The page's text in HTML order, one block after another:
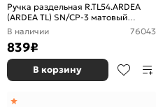
Ручка раздельная R.TL54.ARDEA
(ARDEA TL) SN/CP-3 матовый
никель/хром
В наличии 76043
839₽
В корзину